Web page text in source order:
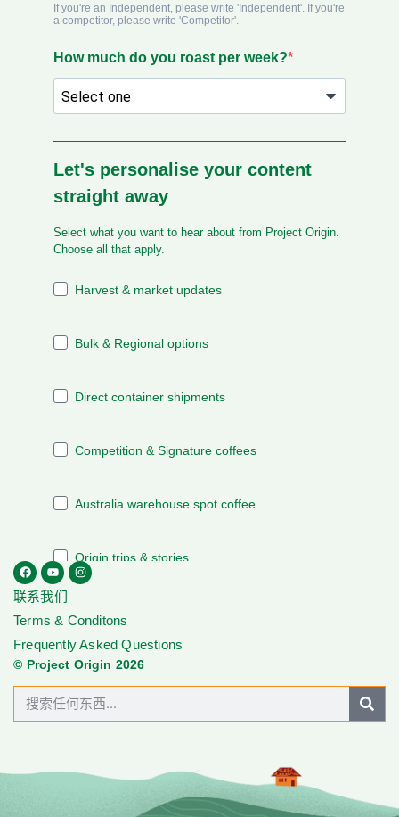
联系我们
Terms & Conditons
Frequently Asked Questions
© Project Origin 2026